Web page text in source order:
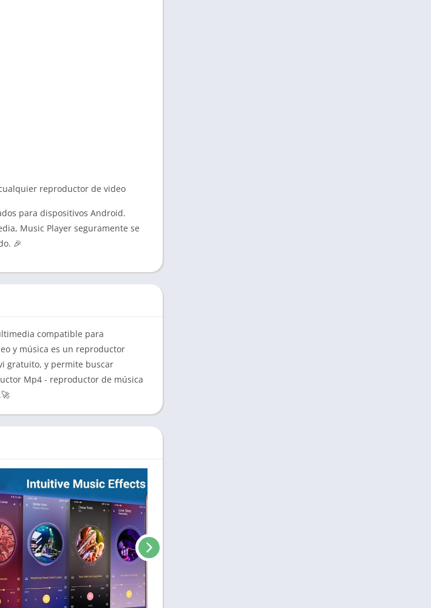
reproductor de video
para dispositivos Android.
Music Player seguramente se
🎉
compatible para
y música es un reproductor
gratuito, y permite buscar
Mp4 - reproductor de música